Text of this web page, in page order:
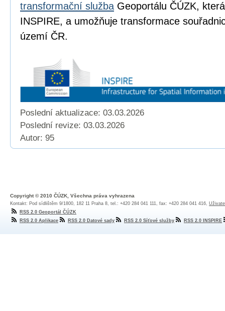
transformační služba Geoportálu ČÚZK,
INSPIRE, a umožňuje transformace
území ČR.
Poslední aktualizace: 03.03.2026
Poslední revize: 03.03.2026
Autor: 95
Copyright © 2010 ČÚZK, Všechna práva vyhrazena
Kontakt: Pod sídlištěm 9/1800, 182 11 Praha 8, tel.: +420 284 041 111, fax: +420 284 041 416,
RSS 2.0 Geoportál ČÚZK
RSS 2.0 Aplikace
RSS 2.0 Datové sady RSS 2.0 Síťové služby RSS 2.0 INSPIRE